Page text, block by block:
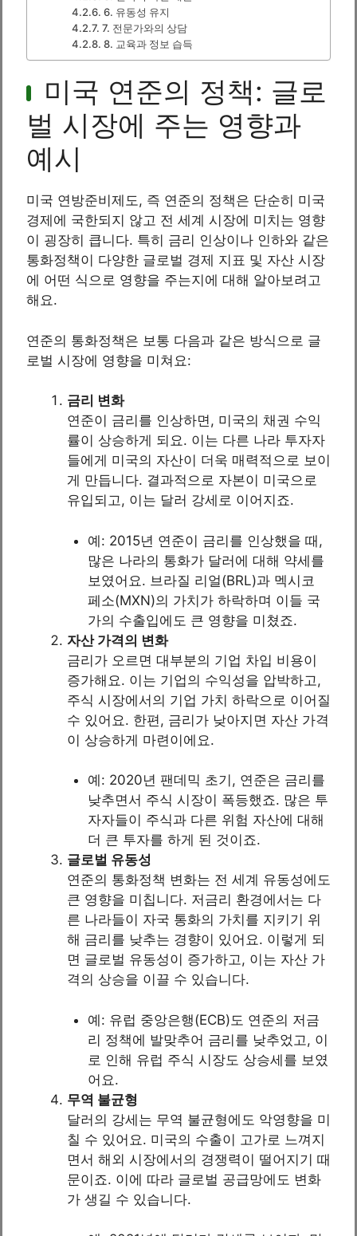
6. 유동성 유지
7. 전문가와의 상담
8. 교육과 정보 습득
미국 연준의 정책: 글로
벌 시장에 주는 영향과
예시
미국 연방준비제도, 즉 연준의 정책은 단순히 미국
경제에 국한되지 않고 전 세계 시장에 미치는 영향
이 굉장히 큽니다. 특히 금리 인상이나 인하와 같은
통화정책이 다양한 글로벌 경제 지표 및 자산 시장
에 어떤 식으로 영향을 주는지에 대해 알아보려고
해요.
연준의 통화정책은 보통 다음과 같은 방식으로 글
로벌 시장에 영향을 미쳐요:
금리 변화
연준이 금리를 인상하면, 미국의 채권 수익
률이 상승하게 되요. 이는 다른 나라 투자자
들에게 미국의 자산이 더욱 매력적으로 보이
게 만듭니다. 결과적으로 자본이 미국으로
유입되고, 이는 달러 강세로 이어지죠.
예: 2015년 연준이 금리를 인상했을 때,
많은 나라의 통화가 달러에 대해 약세를
보였어요. 브라질 리얼(BRL)과 멕시코
페소(MXN)의 가치가 하락하며 이들 국
가의 수출입에도 큰 영향을 미쳤죠.
자산 가격의 변화
금리가 오르면 대부분의 기업 차입 비용이
증가해요. 이는 기업의 수익성을 압박하고,
주식 시장에서의 기업 가치 하락으로 이어질
수 있어요. 한편, 금리가 낮아지면 자산 가격
이 상승하게 마련이에요.
예: 2020년 팬데믹 초기, 연준은 금리를
낮추면서 주식 시장이 폭등했죠. 많은 투
자자들이 주식과 다른 위험 자산에 대해
더 큰 투자를 하게 된 것이죠.
글로벌 유동성
연준의 통화정책 변화는 전 세계 유동성에도
큰 영향을 미칩니다. 저금리 환경에서는 다
른 나라들이 자국 통화의 가치를 지키기 위
해 금리를 낮추는 경향이 있어요. 이렇게 되
면 글로벌 유동성이 증가하고, 이는 자산 가
격의 상승을 이끌 수 있습니다.
예: 유럽 중앙은행(ECB)도 연준의 저금
리 정책에 발맞추어 금리를 낮추었고, 이
로 인해 유럽 주식 시장도 상승세를 보였
어요.
무역 불균형
달러의 강세는 무역 불균형에도 악영향을 미
칠 수 있어요. 미국의 수출이 고가로 느껴지
면서 해외 시장에서의 경쟁력이 떨어지기 때
문이죠. 이에 따라 글로벌 공급망에도 변화
가 생길 수 있습니다.